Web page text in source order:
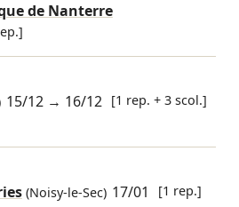
de Nanterre
15/12 → 16/12 [1 rep. + 3 scol.]
(Noisy-le-Sec) 17/01
[1 rep.]